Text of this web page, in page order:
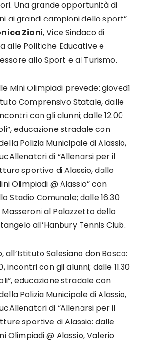
Una grande opportunità di
ai grandi campioni dello sport”
Zioni, Vice Sindaco di
alle Politiche Educative e
allo Sport e al Turismo.
Mini Olimpiadi prevede: giovedì
Comprensivo Statale, dalle
con gli alunni; dalle 12.00
educazione stradale con
Polizia Municipale di Alassio,
di “Allenarsi per il
sportive di Alassio, dalle
Olimpiadi @ Alassio” con
Stadio Comunale; dalle 16.30
Masseroni al Palazzetto dello
all’Hanbury Tennis Club.
all’Istituto Salesiano don Bosco:
incontri con gli alunni; dalle 11.30
educazione stradale con
Polizia Municipale di Alassio,
di “Allenarsi per il
sportive di Alassio: dalle
Olimpiadi @ Alassio, Valerio